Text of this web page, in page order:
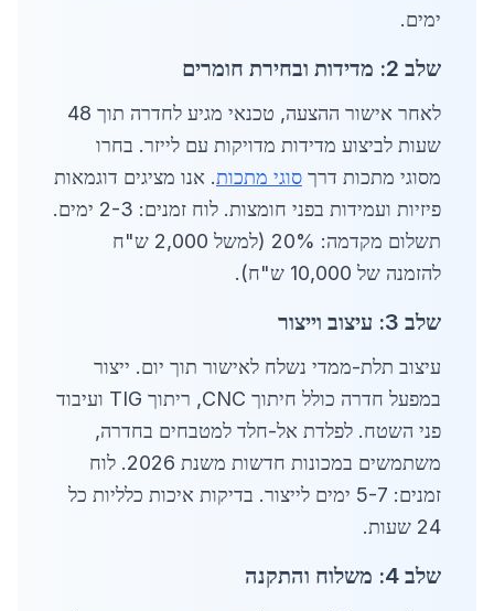
ימים.
שלב 2: מדידות ובחירת חומרים
לאחר אישור ההצעה, טכנאי מגיע לחדרה תוך 48
שעות לביצוע מדידות מדויקות עם לייזר. בחרו
מסוגי מתכות דרך סוגי מתכות. אנו מציגים דוגמאות
פיזיות ועמידות בפני חומצות. לוח זמנים: 2-3 ימים.
תשלום מקדמה: 20% (למשל 2,000 ש"ח
להזמנה של 10,000 ש"ח).
שלב 3: עיצוב וייצור
עיצוב תלת-ממדי נשלח לאישור תוך יום. ייצור
במפעל חדרה כולל חיתוך CNC, ריתוך TIG ועיבוד
פני השטח. לפלדת אל-חלד למטבחים בחדרה,
משתמשים במכונות חדשות משנת 2026. לוח
זמנים: 5-7 ימים לייצור. בדיקות איכות כלליות כל
24 שעות.
שלב 4: משלוח והתקנה